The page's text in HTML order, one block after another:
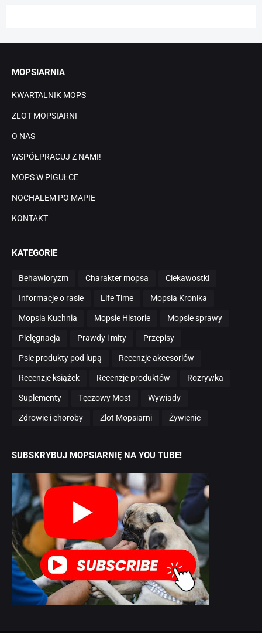
MOPSIARNIA
KWARTALNIK MOPS
ZLOT MOPSIARNI
O NAS
WSPÓŁPRACUJ Z NAMI!
MOPS W PIGUŁCE
NOCHALEM PO MAPIE
KONTAKT
KATEGORIE
Behawioryzm Charakter mopsa Ciekawostki
Informacje o rasie Life Time Mopsia Kronika
Mopsia Kuchnia Mopsie Historie Mopsie sprawy
Pielęgnacja Prawdy i mity Przepisy
Psie produkty pod lupą Recenzje akcesoriów
Recenzje książek Recenzje produktów Rozrywka
Suplementy Tęczowy Most Wywiady
Zdrowie i choroby Zlot Mopsiarni Żywienie
SUBSKRYBUJ MOPSIARNIĘ NA YOU TUBE!